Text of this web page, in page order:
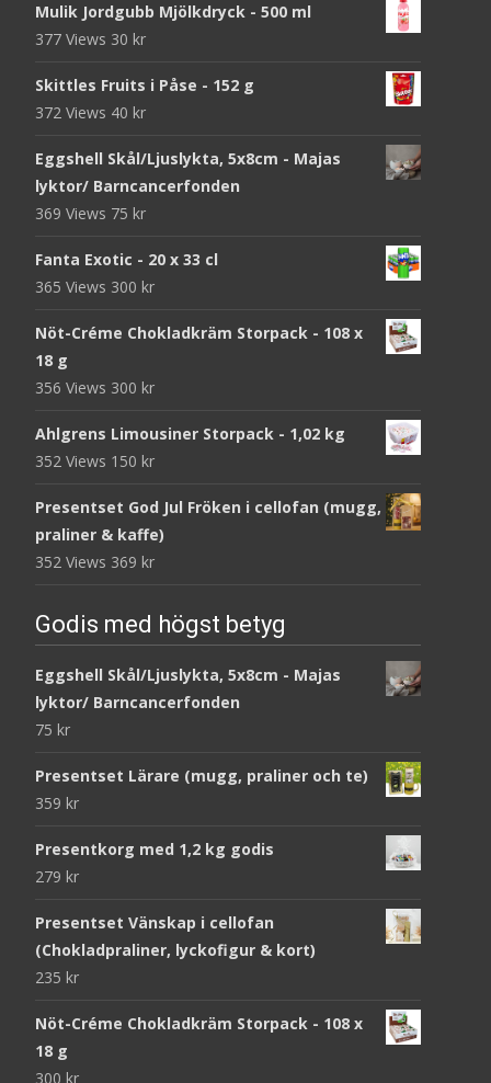
Mulik Jordgubb Mjölkdryck - 500 ml
377 Views 30 kr
Skittles Fruits i Påse - 152 g
372 Views 40 kr
Eggshell Skål/Ljuslykta, 5x8cm - Majas
lyktor/ Barncancerfonden
369 Views 75 kr
Fanta Exotic - 20 x 33 cl
365 Views 300 kr
Nöt-Créme Chokladkräm Storpack - 108 x
18 g
356 Views 300 kr
Ahlgrens Limousiner Storpack - 1,02 kg
352 Views 150 kr
Presentset God Jul Fröken i cellofan (mugg,
praliner & kaffe)
352 Views 369 kr
Godis med högst betyg
Eggshell Skål/Ljuslykta, 5x8cm - Majas
lyktor/ Barncancerfonden
75 kr
Presentset Lärare (mugg, praliner och te)
359 kr
Presentkorg med 1,2 kg godis
279 kr
Presentset Vänskap i cellofan
(Chokladpraliner, lyckofigur & kort)
235 kr
Nöt-Créme Chokladkräm Storpack - 108 x
18 g
300 kr